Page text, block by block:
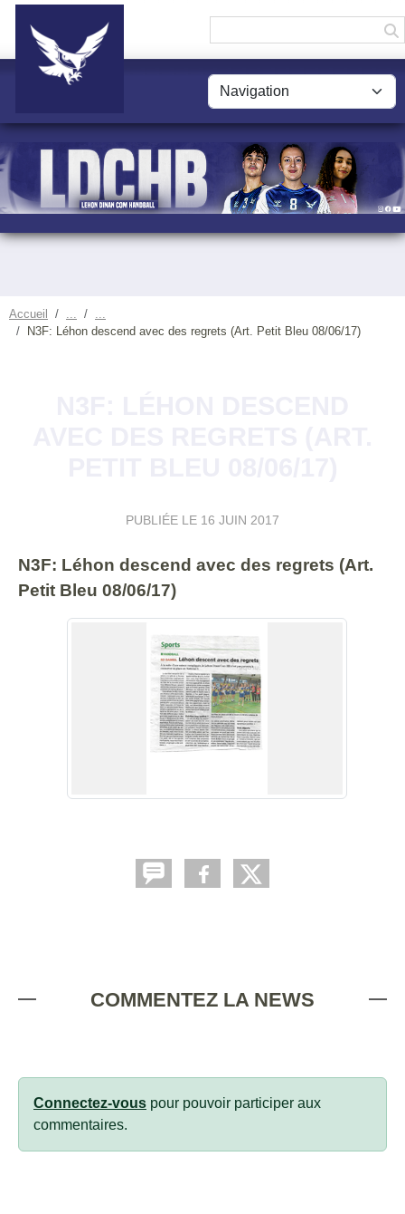
Accueil
N3F: Léhon descend avec des regrets (Art. Petit Bleu 08/06/17)
PUBLIÉE LE 16 JUIN 2017
N3F: Léhon descend avec des regrets (Art.
Petit Bleu 08/06/17)
COMMENTEZ LA NEWS
Connectez-vous pour pouvoir participer aux
commentaires.